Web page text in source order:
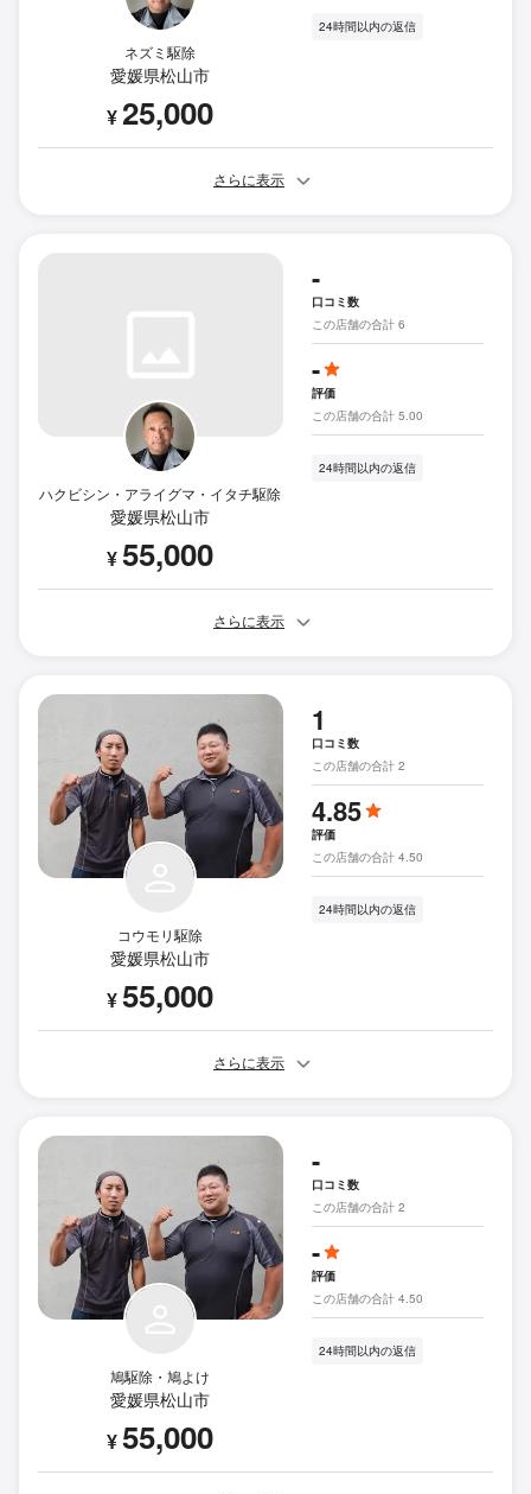
ネズミ駆除
愛媛県松山市
¥25,000
24時間以内の返信
さらに表示
ハクビシン・アライグマ・イタチ駆除
愛媛県松山市
¥55,000
-
口コミ数
この店舗の合計 6
-
評価
この店舗の合計 5.00
24時間以内の返信
さらに表示
コウモリ駆除
愛媛県松山市
¥55,000
1
口コミ数
この店舗の合計 2
4.85
評価
この店舗の合計 4.50
24時間以内の返信
さらに表示
鳩駆除・鳩よけ
愛媛県松山市
¥55,000
-
口コミ数
この店舗の合計 2
-
評価
この店舗の合計 4.50
24時間以内の返信